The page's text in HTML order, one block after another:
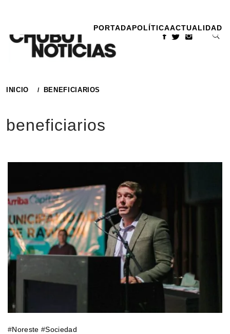
contenido
PORTADAPOLÍTICAACTUALIDAD
INICIO BENEFICIARIOS
beneficiarios
#Noreste #Sociedad